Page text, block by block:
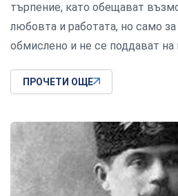
търпение, като обещават
любовта и работата, но само
обмислено и не се поддават на
ПРОЧЕТИ ОЩЕ